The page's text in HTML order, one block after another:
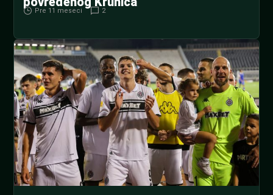
Pre 11 meseci 2